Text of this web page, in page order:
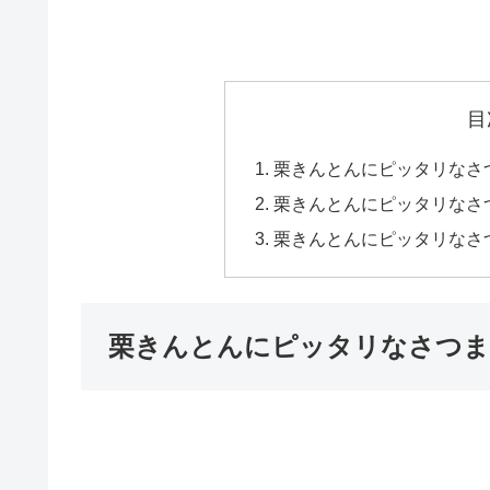
栗きんとんにピッタリな
栗きんとんにピッタリな
栗きんとんにピッタリな
栗きんとんにピッタリなさつ